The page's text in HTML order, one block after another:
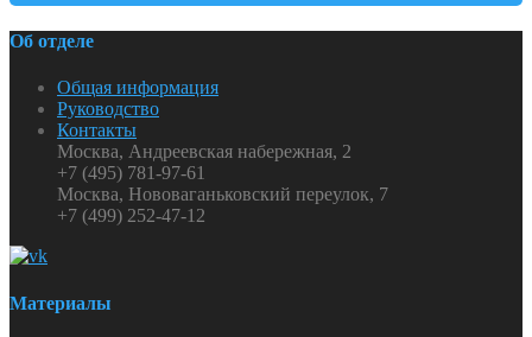
Об отделе
Общая информация
Руководство
Контакты
Москва, Андреевская набережная, 2
+7 (495) 781-97-61
Москва, Нововаганьковский переулок, 7
+7 (499) 252-47-12
Материалы